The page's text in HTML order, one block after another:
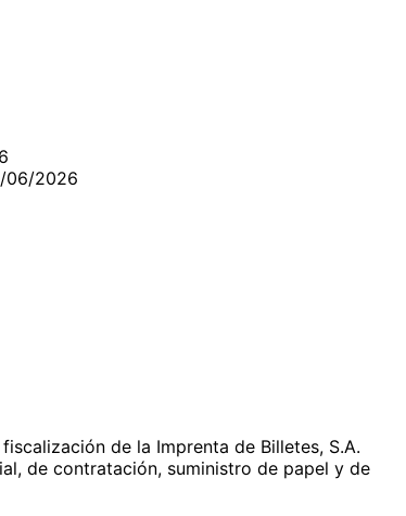
06/2026
de la Imprenta de Billetes, S.A.
de contratación, suministro de papel y de